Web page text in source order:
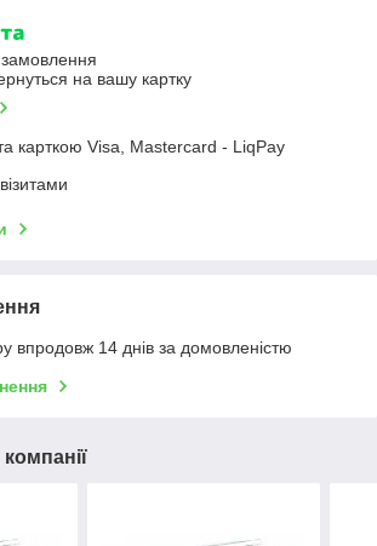
на вашу картку
карткою Visa, Mastercard - LiqPay
впродовж 14 днів за домовленістю